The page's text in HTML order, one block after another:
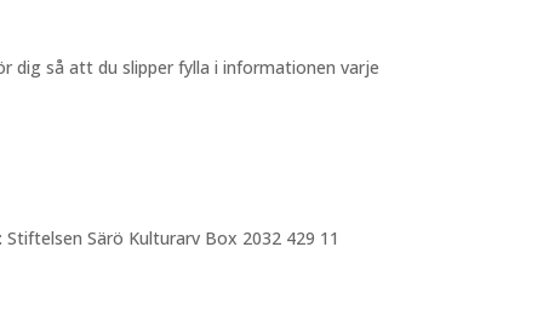
dig så att du slipper fylla i informationen varje
Särö Kulturarv Box 2032 429 11